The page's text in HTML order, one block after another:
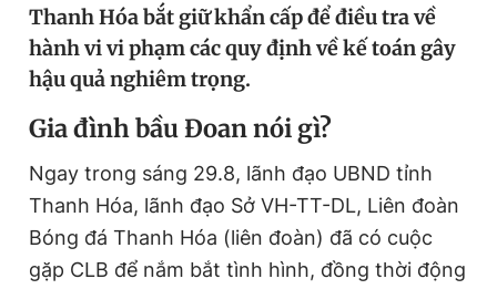
Sản phẩm khác
Tiện ích
Thông tin tòa soạn Liên hệ quảng cáo
Thanh Hóa bắt giữ khẩn cấp để điều tra về
hành vi vi phạm các quy định về kế toán gây
hậu quả nghiêm trọng.
Gia đình bầu Đoan nói gì?
Ngay trong sáng 29.8, lãnh đạo UBND tỉnh
Thanh Hóa, lãnh đạo Sở VH-TT-DL, Liên đoàn
Bóng đá Thanh Hóa (liên đoàn) đã có cuộc
gặp CLB để nắm bắt tình hình, đồng thời động